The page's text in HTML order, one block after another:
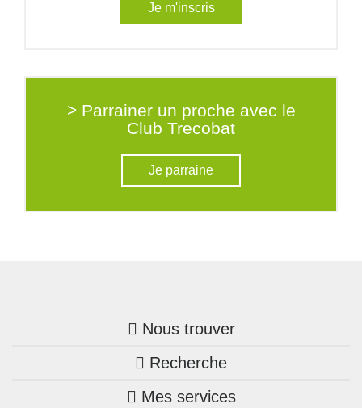
Je m'inscris
> Parrainer un proche avec le
Club Trecobat
Je parraine
Nous trouver
Trouver une agence
Bretagne
Recherche
Nos annonces
Mes services